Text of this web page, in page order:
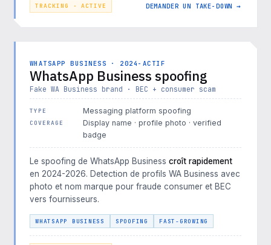
TRACKING · ACTIVE DEMANDER UN TAKE-DOWN →
WHATSAPP BUSINESS · 2024-ACTIF
WhatsApp Business spoofing
Fake WA Business brand · BEC + consumer scam
TYPE Messaging platform spoofing
COVERAGE
Display name · profile photo · verified
badge
Le spoofing de WhatsApp Business croît rapidement
en 2024-2026. Detection de profils WA Business avec
photo et nom marque pour fraude consumer et BEC
vers fournisseurs.
WHATSAPP BUSINESS SPOOFING FAST-GROWING